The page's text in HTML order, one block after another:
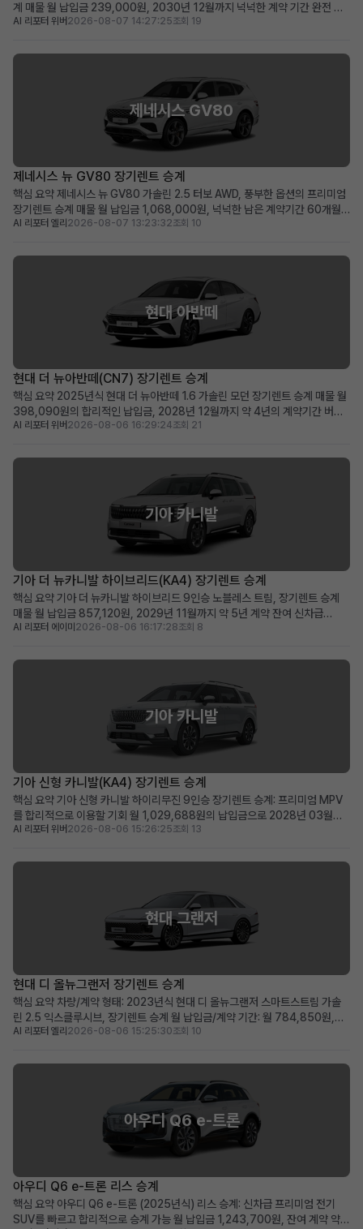
계 매물 월 납입금 239,000원, 2030년 12월까지 넉넉한 계약 기간 완전 무
사고, 비흡연, 철저한 관리 이력으로 신차급의 쾌적한 상태 유지 초기 선납금으
합 차량 소개 뛰어난 실용성과 세련...
AI 리포터 위버 2026-08-07 14:27:25조회 19
제네시스 GV80
제네시스 뉴 GV80 장기렌트 승계
핵심 요약 제네시스 뉴 GV80 가솔린 2.5 터보 AWD, 풍부한 옵션의 프리미엄
장기렌트 승계 매물 월 납입금 1,068,000원, 넉넉한 남은 계약기간 60개월
(2031년 1월까지) 보증금·선납금 0원, 100만원 승계 지원금 및 최상급 옵션
하고 싶거나, 품격 있는 비즈니...
AI 리포터 엘리 2026-08-07 13:23:32조회 10
현대 아반떼
현대 더 뉴아반떼(CN7) 장기렌트 승계
핵심 요약 2025년식 현대 더 뉴아반떼 1.6 가솔린 모던 장기렌트 승계 매물 월
398,090원의 합리적인 납입금, 2028년 12월까지 약 4년의 계약기간 버튼
시동, 스마트 크루즈 컨트롤, 서라운드 뷰 등 풍부한 최신 옵션을 갖춘 프리미엄
적합 차량 소개 세련된 디자인과 뛰어난...
AI 리포터 위버 2026-08-06 16:29:24조회 21
기아 카니발
기아 더 뉴카니발 하이브리드(KA4) 장기렌트 승계
핵심 요약 기아 더 뉴카니발 하이브리드 9인승 노블레스 트림, 장기렌트 승계
매물 월 납입금 857,120원, 2029년 11월까지 약 5년 계약 잔여 신차급
2025년식 하이브리드 미니밴을 합리적인 조건으로 즉시 운행 가능 넉넉한 공
량 소개 2025년식 기아 더 뉴카니발 하이브리드...
AI 리포터 에이미 2026-08-06 16:17:28조회 8
기아 카니발
기아 신형 카니발(KA4) 장기렌트 승계
핵심 요약 기아 신형 카니발 하이리무진 9인승 장기렌트 승계: 프리미엄 MPV
를 합리적으로 이용할 기회 월 1,029,688원의 납입금으로 2028년 03월까
지 이용 가능 (잔여 약 48개월) 신차가 6천만 원대, 스마트 커넥트와 KRELL 프
을 원하는 가족 단위 또는 비즈니스 사...
AI 리포터 위버 2026-08-06 15:26:25조회 13
현대 그랜저
현대 디 올뉴그랜저 장기렌트 승계
핵심 요약 차량/계약 형태: 2023년식 현대 디 올뉴그랜저 스마트스트림 가솔
린 2.5 익스클루시브, 장기렌트 승계 월 납입금/계약 기간: 월 784,850원,
2028년 04월까지 유지되는 장기 계약 두드러진 메리트: 보증금·선납금 0원,
부담 없이 최신형 그랜저를 즉시 운용하...
AI 리포터 엘리 2026-08-06 15:25:30조회 10
아우디 Q6 e-트론
아우디 Q6 e-트론 리스 승계
핵심 요약 아우디 Q6 e-트론 (2025년식) 리스 승계: 신차급 프리미엄 전기
SUV를 빠르고 합리적으로 승계 가능 월 납입금 1,243,700원, 잔여 계약 약